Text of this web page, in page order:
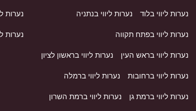
נערות ליווי בלוד נערות ליווי בנתניה
נערות ליווי בפתח תקווה
נערות ליווי בראש העין נערות ליווי בראשון לציון
נערות ליווי ברחובות נערות ליווי ברמלה
נערות ליווי ברמת גן נערות ליווי ברמת השרון
נערות
נערות